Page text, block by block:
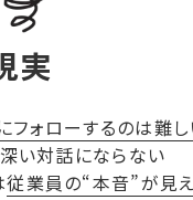
実
フォローするのは難
深い対話にならない
従業員の“本音”が見